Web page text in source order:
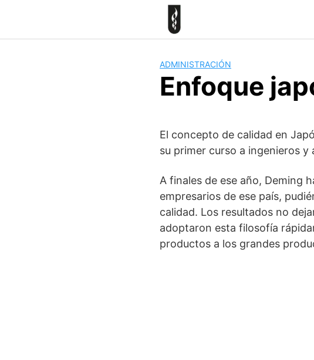
ADMINISTRACIÓN
Enfoque
El concepto de calidad en
su primer curso a ingenieros
A finales de ese año, Deming
empresarios de ese país,
calidad. Los resultados no
adoptaron esta filosofía
productos a los grandes